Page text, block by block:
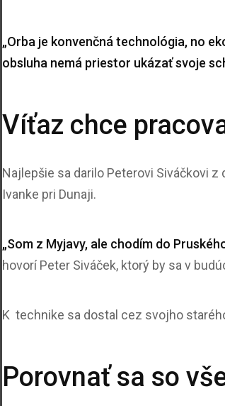
„Orba je konvenčná technológia, no
obsluha nemá priestor ukázať svoje
Víťaz chce
Najlepšie sa darilo Peterovi Siváčkovi
Ivanke pri Dunaji.
„Som z Myjavy, ale chodím do
hovorí Peter Siváček, ktorý by sa v
K technike sa dostal cez svojho
Porovnať sa so